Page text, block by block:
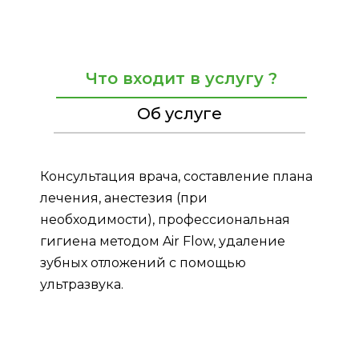
Что входит в услугу ?
Об услуге
Консультация врача, составление плана
лечения, анестезия (при
необходимости), профессиональная
гигиена методом Air Flow, удаление
зубных отложений с помощью
ультразвука.